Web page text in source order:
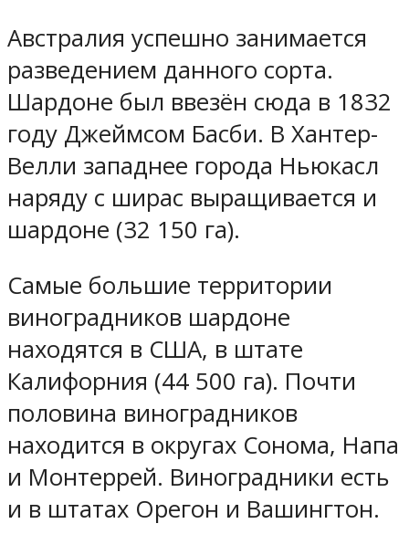
Австралия успешно занимается
разведением данного сорта.
Шардоне был ввезён сюда в 1832
году Джеймсом Басби. В Хантер-
Велли западнее города Ньюкасл
наряду с ширас выращивается и
шардоне (32 150 га).
Самые большие территории
виноградников шардоне
находятся в США, в штате
Калифорния (44 500 га). Почти
половина виноградников
находится в округах Сонома, Напа
и Монтеррей. Виноградники есть
и в штатах Орегон и Вашингтон.